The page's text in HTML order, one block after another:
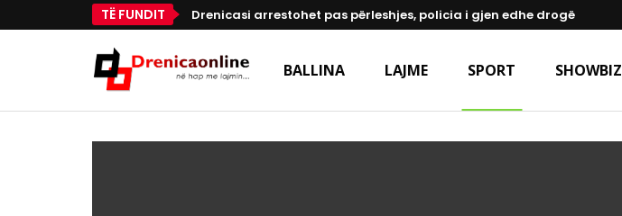
TË FUNDIT Drenicasi arrestohet pas përleshjes, policia i gjen edhe drogë
BALLINA LAJME SPORT SHOWBIZ